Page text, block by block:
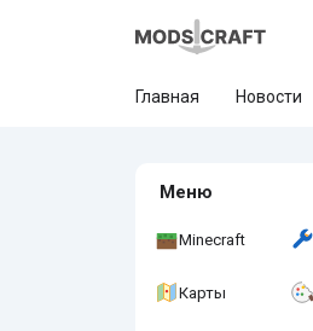
Главная Новости
Меню
Minecraft
Карты